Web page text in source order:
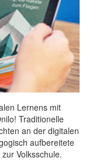
Lernens mit
Traditionelle
an der digitalen
aufbereitete
Volksschule.